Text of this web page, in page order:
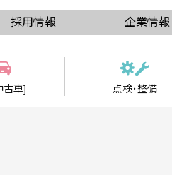
採用情報 企業情報
古車] 点検･整備